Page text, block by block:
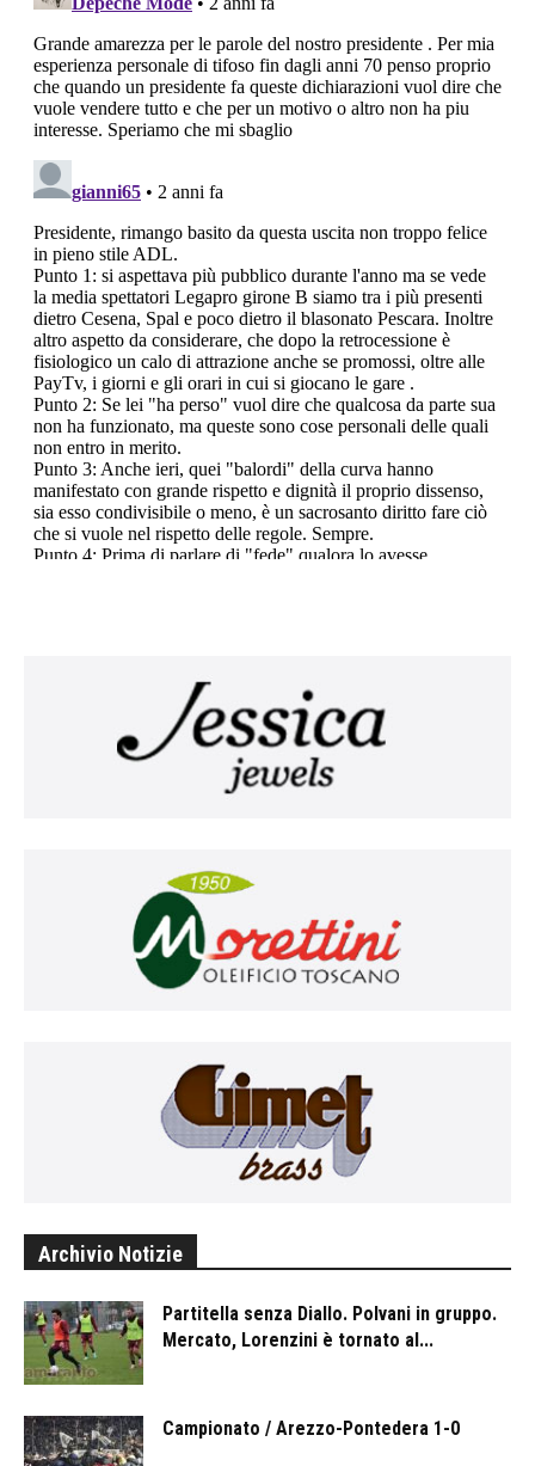
Archivio Notizie
Partitella senza Diallo. Polvani in gruppo.
Mercato, Lorenzini è tornato al...
Campionato / Arezzo-Pontedera 1-0